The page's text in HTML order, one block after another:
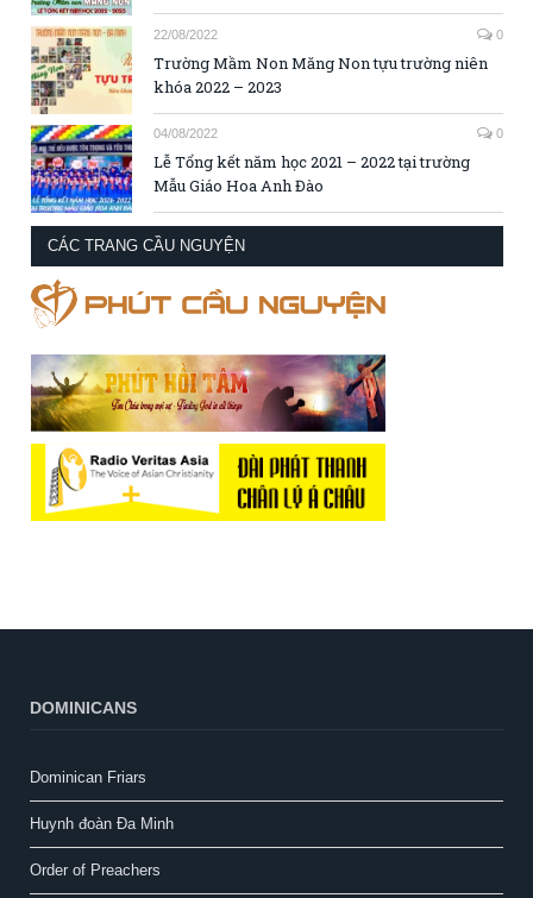
22/08/2022 0
Trường Mầm Non Măng Non tựu trường niên
khóa 2022 – 2023
04/08/2022 0
Lễ Tổng kết năm học 2021 – 2022 tại trường
Mẫu Giáo Hoa Anh Đào
CÁC TRANG CẦU NGUYỆN
DOMINICANS
Dominican Friars
Huynh đoàn Đa Minh
Order of Preachers